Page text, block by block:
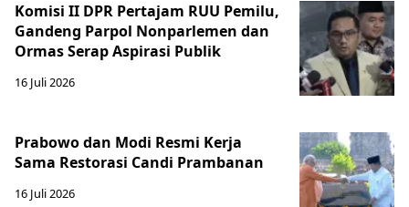
Komisi II DPR Pertajam RUU Pemilu,
Gandeng Parpol Nonparlemen dan
Ormas Serap Aspirasi Publik
16 Juli 2026
Prabowo dan Modi Resmi Kerja
Sama Restorasi Candi Prambanan
16 Juli 2026